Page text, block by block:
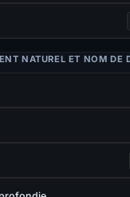
NATUREL ET NOM DE